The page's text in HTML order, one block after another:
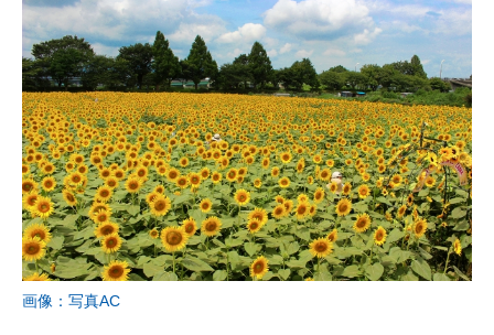
画像：写真AC